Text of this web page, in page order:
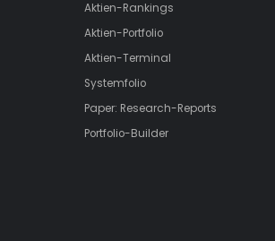
Aktien-Rankings
Aktien-Portfolio
Aktien-Terminal
Systemfolio
Paper: Research-Reports
Portfolio-Builder